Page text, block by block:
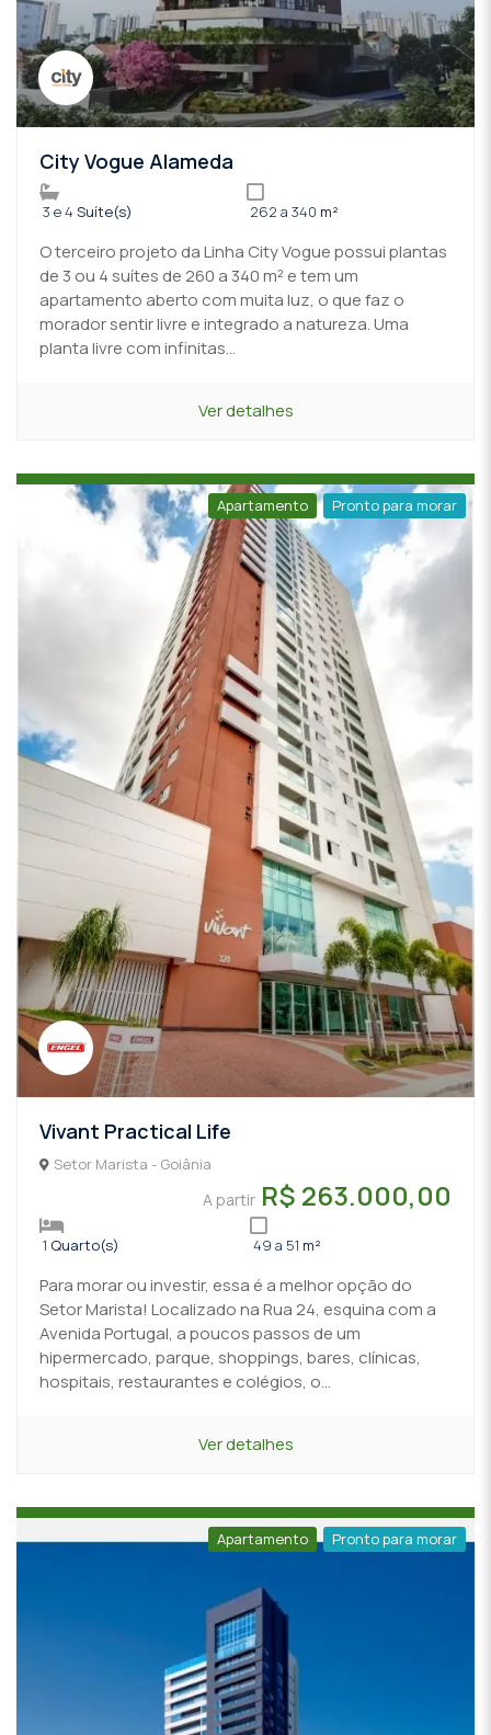
City Vogue Alameda
3 e 4 Suíte(s) 262 a 340 m²
O terceiro projeto da Linha City Vogue possui plantas
de 3 ou 4 suítes de 260 a 340 m² e tem um
apartamento aberto com muita luz, o que faz o
morador sentir livre e integrado a natureza. Uma
planta livre com infinitas...
Ver detalhes
Apartamento Pronto para morar
Vivant Practical Life
Setor Marista - Goiânia
A partir R$ 263.000,00
1 Quarto(s) 49 a 51 m²
Para morar ou investir, essa é a melhor opção do
Setor Marista! Localizado na Rua 24, esquina com a
Avenida Portugal, a poucos passos de um
hipermercado, parque, shoppings, bares, clínicas,
hospitais, restaurantes e colégios, o...
Ver detalhes
Apartamento Pronto para morar